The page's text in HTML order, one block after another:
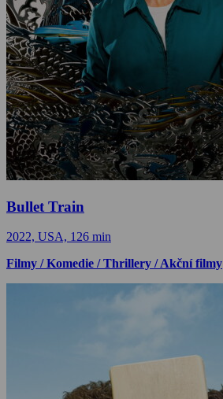
Bullet Train
2022, USA, 126 min
Filmy / Komedie / Thrillery / Akční filmy